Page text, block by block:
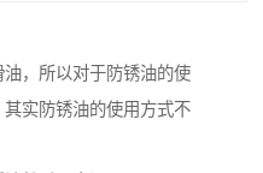
，所以对于防锈油的使
实防锈油的使用方式不